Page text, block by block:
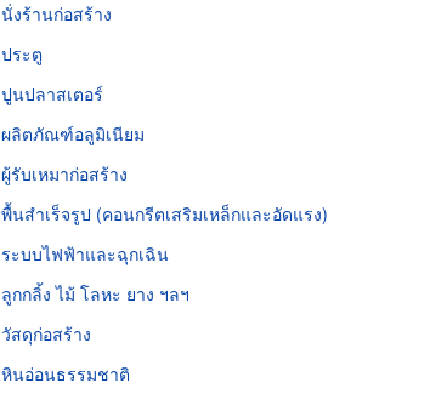
นั่งร้านก่อสร้าง
ประตู
ปูนปลาสเตอร์
ผลิตภัณฑ์อลูมิเนียม
ผู้รับเหมาก่อสร้าง
พื้นสำเร็จรูป (คอนกรีตเสริมเหล็กและอัดแรง)
ระบบไฟฟ้าและฉุกเฉิน
ลูกกลิ้ง ไม้ โลหะ ยาง ฯลฯ
วัสดุก่อสร้าง
หินอ่อนธรรมชาติ